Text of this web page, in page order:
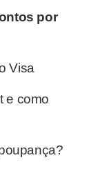
por
Visa
e como